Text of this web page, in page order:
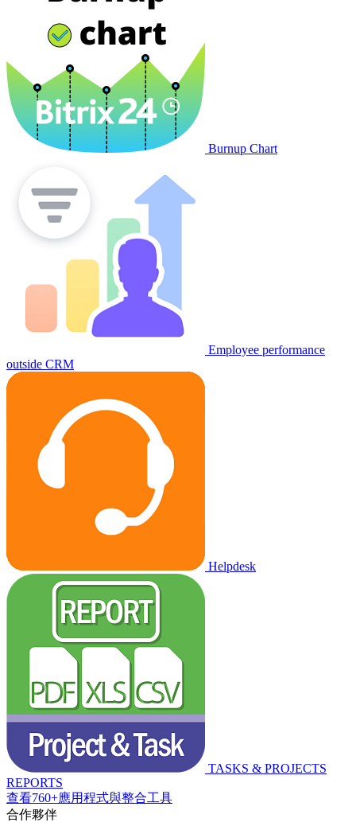
Burnup Chart
Employee performance
outside CRM
Helpdesk
TASKS & PROJECTS
REPORTS
查看760+應用程式與整合工具
合作夥伴